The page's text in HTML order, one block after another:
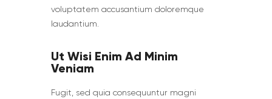
voluptatem accusantium doloremque
laudantium.
Ut Wisi Enim Ad Minim
Veniam
Fugit, sed quia consequuntur magni